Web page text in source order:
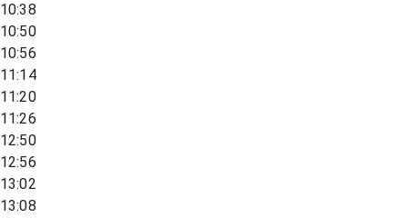
10:38
10:50
10:56
11:14
11:20
11:26
12:50
12:56
13:02
13:08